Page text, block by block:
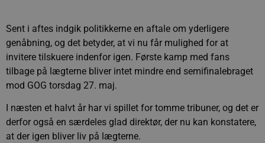
Sent i aftes indgik politikkerne en aftale om yderligere
genåbning, og det betyder, at vi nu får mulighed for at
invitere tilskuere indenfor igen. Første kamp med fans
tilbage på lægterne bliver intet mindre end semifinalebraget
mod GOG torsdag 27. maj.
I næsten et halvt år har vi spillet for tomme tribuner, og det er
derfor også en særdeles glad direktør, der nu kan konstatere,
at der igen bliver liv på lægterne.